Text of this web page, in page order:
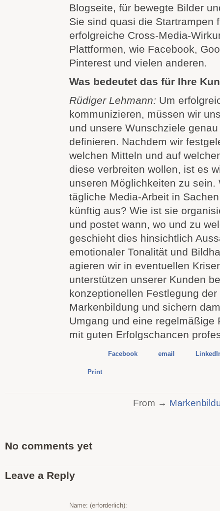
Blogseite, für bewegte Bilder
Sie sind quasi die Startrampen
erfolgreiche Cross-Media-
Plattformen, wie Facebook,
Pinterest und vielen anderen.
Was bedeutet das für Ihre
Rüdiger Lehmann: Um
kommunizieren, müssen wir
und unsere Wunschziele
definieren. Nachdem wir
welchen Mitteln und auf
diese verbreiten wollen, ist es
unseren Möglichkeiten zu sein.
tägliche Media-Arbeit in
künftig aus? Wie ist sie
und postet wann, wo und zu
geschieht dies hinsichtlich
emotionaler Tonalität und
agieren wir in eventuellen
unterstützen unserer Kunden
konzeptionellen Festlegung
Markenbildung und sichern
Umgang und eine regelmäßige
mit guten Erfolgschancen
Facebook email
Print
From →
No comments yet
Leave a Reply
Name: (erforderlich):